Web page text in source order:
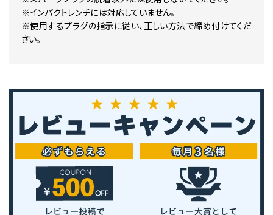
※インパクトレンチには対応していません。
※使用するプラグの指示に従い、正しい方法で締め付けてくだ
さい。